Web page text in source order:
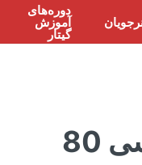
دوره‌های
آموزش
گیتار